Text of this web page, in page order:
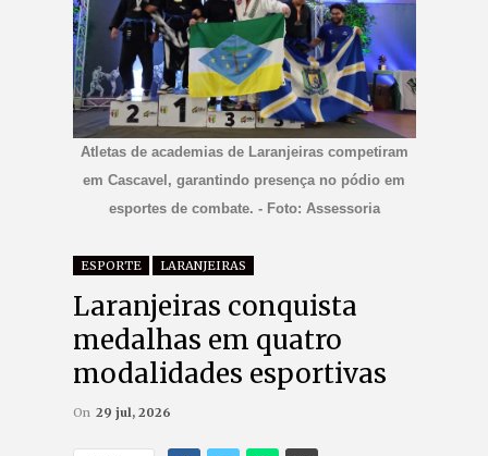
Atletas de academias de Laranjeiras competiram
em Cascavel, garantindo presença no pódio em
esportes de combate. - Foto: Assessoria
ESPORTE LARANJEIRAS
Laranjeiras conquista
medalhas em quatro
modalidades esportivas
On 29 jul, 2026